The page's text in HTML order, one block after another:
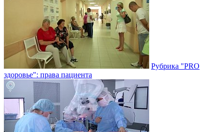
Рубрика "PRO
здоровье": права пациента